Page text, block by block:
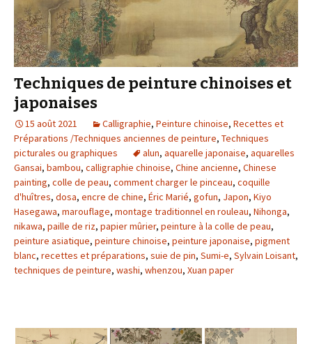
Techniques de peinture chinoises et
japonaises
15 août 2021 Calligraphie, Peinture chinoise, Recettes et
Préparations /Techniques anciennes de peinture, Techniques
picturales ou graphiques
alun, aquarelle japonaise, aquarelles
Gansai, bambou, calligraphie chinoise, Chine ancienne, Chinese
painting, colle de peau, comment charger le pinceau, coquille
d'huîtres, dosa, encre de chine, Éric Marié, gofun, Japon, Kiyo
Hasegawa, marouflage, montage traditionnel en rouleau, Nihonga,
nikawa, paille de riz, papier mûrier, peinture à la colle de peau,
peinture asiatique, peinture chinoise, peinture japonaise, pigment
blanc, recettes et préparations, suie de pin, Sumi-e, Sylvain Loisant,
techniques de peinture, washi, whenzou, Xuan paper